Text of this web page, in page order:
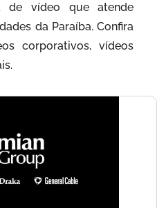
de vídeo que atende
da Paraíba. Confira
corporativos, vídeos